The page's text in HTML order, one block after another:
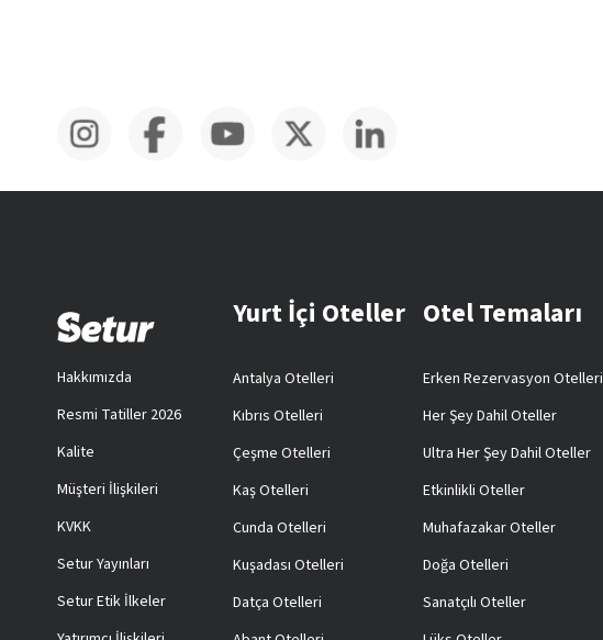
Hakkımızda
Resmi Tatiller 2026
Kalite
Müşteri İlişkileri
KVKK
Setur Yayınları
Setur Etik İlkeler
Yurt İçi Oteller
Antalya Otelleri
Kıbrıs Otelleri
Çeşme Otelleri
Kaş Otelleri
Cunda Otelleri
Kuşadası Otelleri
Datça Otelleri
Otel Temaları
Erken Rezervasyon Otelleri
Her Şey Dahil Oteller
Ultra Her Şey Dahil Oteller
Etkinlikli Oteller
Muhafazakar Oteller
Doğa Otelleri
Sanatçılı Oteller